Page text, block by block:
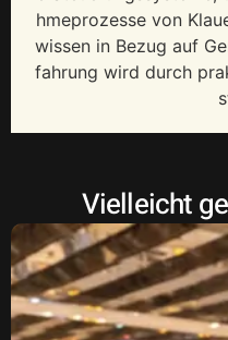
hmeprozesse von
wissen in Bezug auf
fahrung wird durch
Vielleicht